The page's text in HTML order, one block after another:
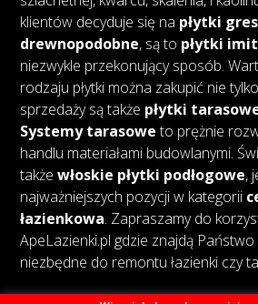
klientów decyduje się na płytki
drewnopodobne, są to płytki
niezwykle przekonujący sposób.
rodzaju płytki można zakupić nie
sprzedaży są także płytki
Systemy tarasoweto prężnie
handlu materiałami budowlanymi.
takżewłoskie płytki podłogowe,
najważniejszych pozycji w kategorii
łazienkowa. Zapraszamy do
ApeLazienki.pl gdzie znajdą
niezbędne do remontu łazienki czy